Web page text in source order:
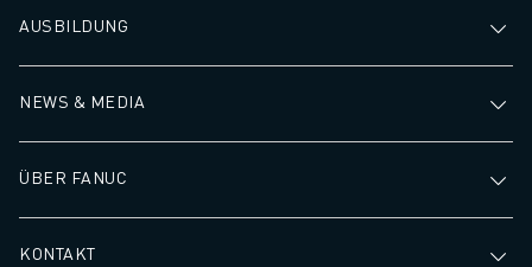
AUSBILDUNG
NEWS & MEDIA
ÜBER FANUC
KONTAKT